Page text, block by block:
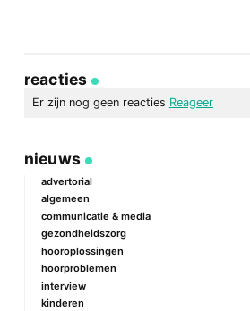
reacties
Er zijn nog geen reacties Reageer
Je e-mailadres wordt niet gepubliceerd.
gemarkeerd met
*
nieuws
advertorial
algemeen
communicatie & media
gezondheidszorg
hooroplossingen
hoorproblemen
interview
kinderen